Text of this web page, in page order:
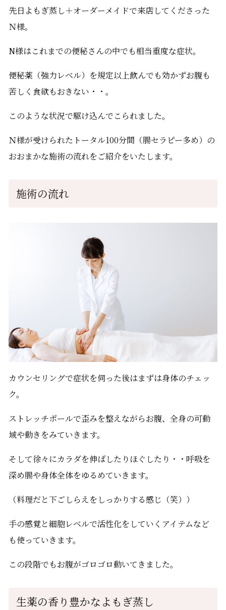
先日よもぎ蒸し＋オーダーメイドで来店してくださった
Ｎ様。
N様はこれまでの便秘さんの中でも相当重度な症状。
便秘薬（強力レベル）を規定以上飲んでも効かずお腹も
苦しく食欲もおきない・・。
このような状況で駆け込んでこられました。
Ｎ様が受けられたトータル100分間（腸セラピー多め）の
おおまかな施術の流れをご紹介をいたします。
施術の流れ
カウンセリングで症状を伺った後はまずは身体のチェッ
ク。
ストレッチポールで歪みを整えながらお腹、全身の可動
域や動きをみていきます。
そして徐々にカラダを伸ばしたりほぐしたり・・呼吸を
深め腸や身体全体をゆるめていきます。
（料理だと下ごしらえをしっかりする感じ（笑））
手の感覚と細胞レベルで活性化をしていくアイテムなど
も使っていきます。
この段階でもお腹がゴロゴロ動いてきました。
生薬の香り豊かなよもぎ蒸し